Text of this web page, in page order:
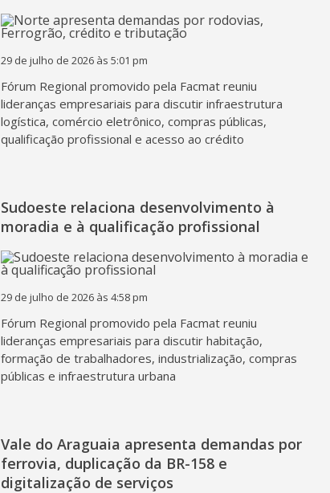
29 de julho de 2026 às 5:01 pm
Fórum Regional promovido pela Facmat reuniu
lideranças empresariais para discutir infraestrutura
logística, comércio eletrônico, compras públicas,
qualificação profissional e acesso ao crédito
Sudoeste relaciona desenvolvimento à
moradia e à qualificação profissional
29 de julho de 2026 às 4:58 pm
Fórum Regional promovido pela Facmat reuniu
lideranças empresariais para discutir habitação,
formação de trabalhadores, industrialização, compras
públicas e infraestrutura urbana
Vale do Araguaia apresenta demandas por
ferrovia, duplicação da BR-158 e
digitalização de serviços